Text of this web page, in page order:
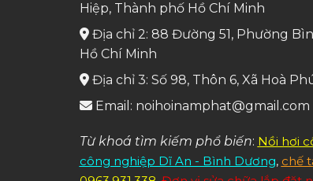
Hiệp, Thành phố Hồ Chí Minh
Địa chỉ 2: 88 Đường 51, Phường
Hồ Chí Minh
Địa chỉ 3: Số 98, Thôn 6, Xã Hoà
Email: noihoinamphat@gmail.com
Từ khoá tìm kiếm phổ biến: Nồi hơi
công nghiệp Dĩ An - Bình Dương, chế